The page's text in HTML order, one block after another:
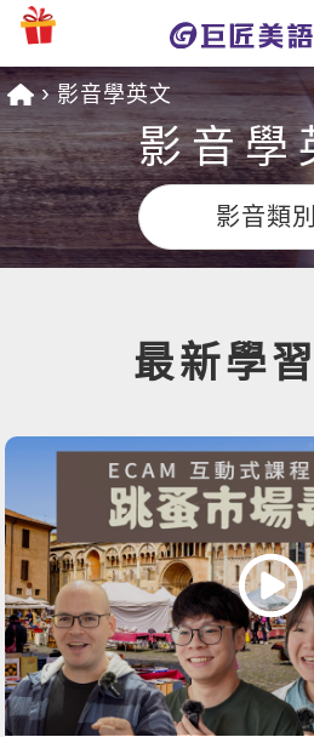
課程總覽
日語課程總表
英文會話
英文檢定
TOEIC 多益課程
IELTS 雅思課程
GEPT 全民英檢課程
TOEFL 托福課程
能力養成
自然發音
英文聽力養成
開口溜英文
特色課程
主題課程
英語俱樂部
線上真人
日語
更多
開課查詢
英文部落格
多益秒學堂
影音學英文
英文能力測驗
師資團隊
學習分享
學員故事
學員讚出來
活動花絮
校園贊助
企業服務
學員專
Recruiting
影音學英文
影音學
影音類別
最新學